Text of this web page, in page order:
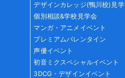
デザインカレッジ(鴨川校)見学
個別相談&学校見学会
マンガ・アニメイベント
プレミアムバレンタイン
声優イベント
初音ミクスペシャルイベント
3DCG・デザインイベント